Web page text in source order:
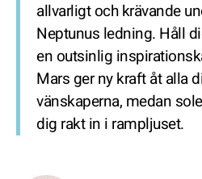
allvarligt och krävande
Neptunus ledning. Håll
en outsinlig
Mars ger ny kraft åt alla
vänskaperna, medan
dig rakt in i rampljuset.